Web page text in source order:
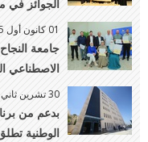
بالأردن
01 كانون أول 2025
جامعة
الاصطناعي
الرقمية"
30 تشرين ثاني 2025
بدعم من
الوطنية